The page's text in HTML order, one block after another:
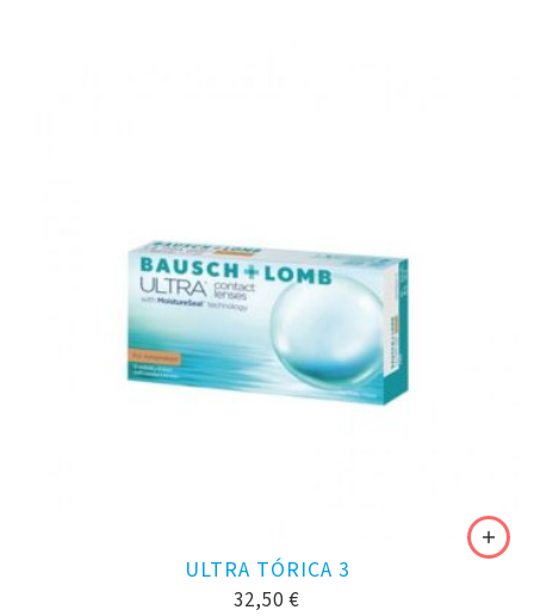
ULTRA TÓRICA 3
32,50 €